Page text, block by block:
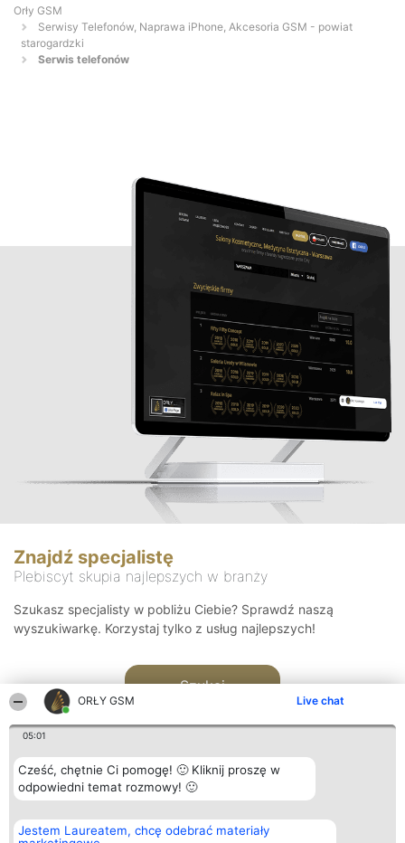
ORŁY GSM Live chat
05:01
Cześć, chętnie Ci pomogę! 🙂 Kliknij proszę w
odpowiedni temat rozmowy! 🙂
Jestem Laureatem, chcę odebrać materiały
Orły GSM
Serwisy Telefonów, Naprawa iPhone, Akcesoria GSM - powiat
starogardzki
Serwis telefonów
Znajdź specjalistę
Plebiscyt skupia najlepszych w branży
Szukasz specjalisty w pobliżu Ciebie? Sprawdź naszą
wyszukiwarkę. Korzystaj tylko z usług najlepszych!
Szukaj
Organizator plebiscytu
Bright Side Solutions sp. z o.
Plebiscyt
Laureaci
Kontakt
Kontakt